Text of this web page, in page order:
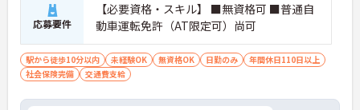
応募要件
【必要資格・スキル】 ■無資格可 ■普通自
動車運転免許（AT限定可）尚可
駅から徒歩10分以内 未経験OK 無資格OK 日勤のみ
年間休日110日以上
社会保険完備
交通費支給